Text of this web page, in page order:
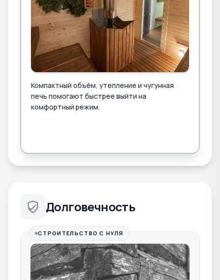
Компактный объём, утепление и чугунная
печь помогают быстрее выйти на
комфортный режим.
Долговечность
СТРОИТЕЛЬСТВО С НУЛЯ